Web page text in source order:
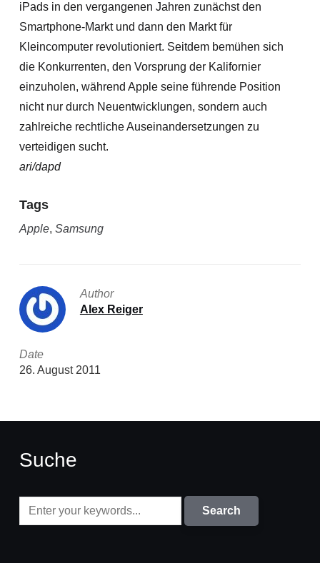
iPads in den vergangenen Jahren zunächst den
Smartphone-Markt und dann den Markt für
Kleincomputer revolutioniert. Seitdem bemühen sich
die Konkurrenten, den Vorsprung der Kalifornier
einzuholen, während Apple seine führende Position
nicht nur durch Neuentwicklungen, sondern auch
zahlreiche rechtliche Auseinandersetzungen zu
verteidigen sucht.
ari/dapd
Tags
Apple, Samsung
Author
Alex Reiger
Date
26. August 2011
Suche